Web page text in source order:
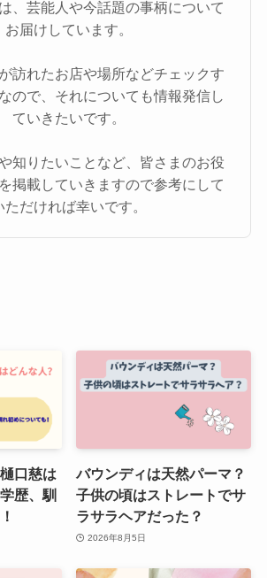
、芸能人や今話題の事柄について
お届けしています。
訪れたお店や場所などチェックす
ので、それについても情報発信し
ていきたいです。
知りたいことなど、皆さまのお役
掲載していきますので参考にして
ただければ幸いです。
口慈は
歴、馴
バウンディは天然パーマ？
子供の頃はストレートでサ
ラサラヘアだった？
2026年8月5日